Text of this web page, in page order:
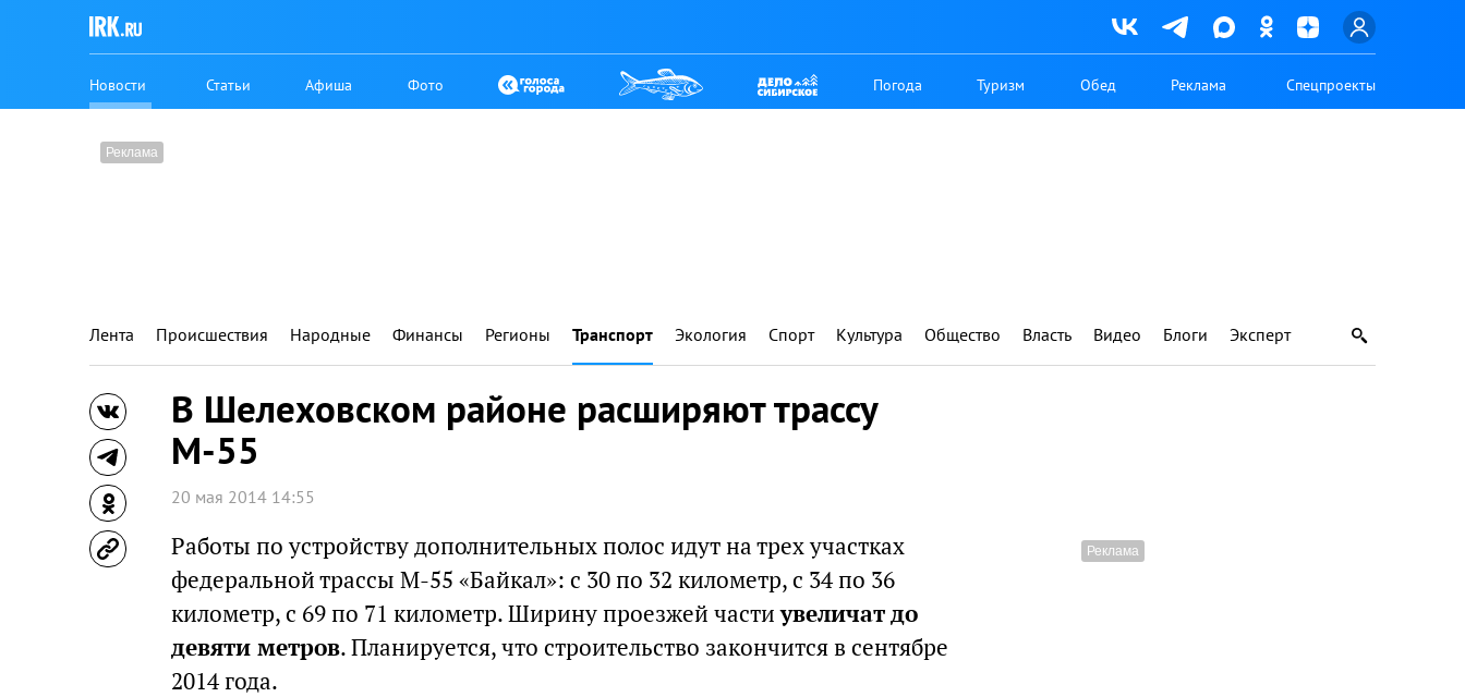
Новости Статьи Афиша Фото Погода Туризм Обед Реклама Спецпроекты
Лента Происшествия Народные Финансы Регионы Транспорт Экология Спорт Культура Общество Власть Видео Блоги Эксперт
В Шелеховском районе расширяют трассу
М-55
20 мая 2014 14:55
Работы по устройству дополнительных полос идут на трех участках
федеральной трассы М-55 «Байкал»: с 30 по 32 километр, с 34 по 36
километр, с 69 по 71 километр. Ширину проезжей частиувеличат до
девяти метров. Планируется, что строительство закончится в сентябре
2014 года.